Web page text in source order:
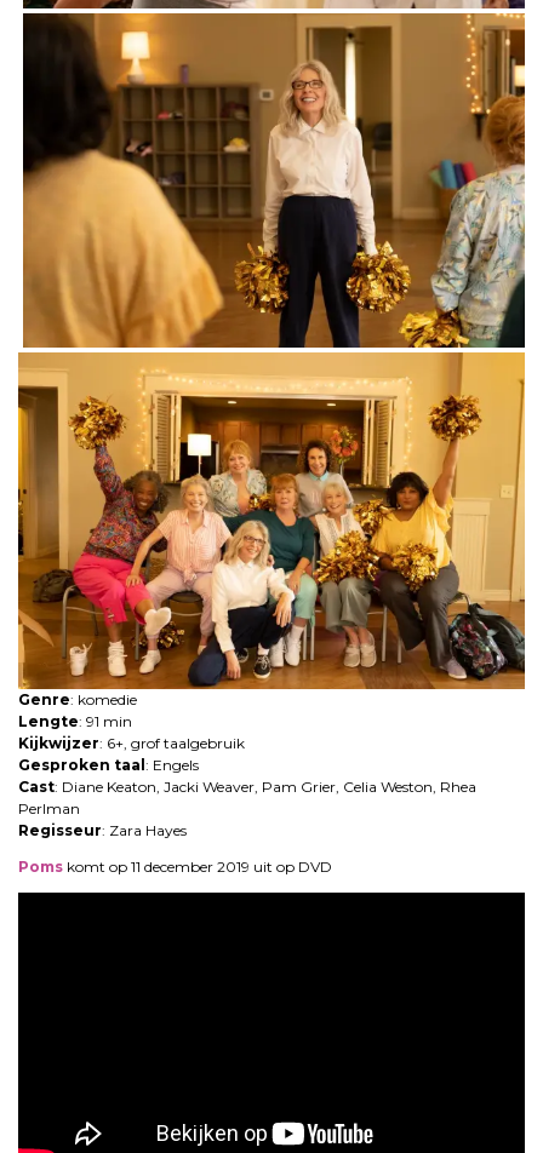
Genre: komedie
Lengte: 91 min
Kijkwijzer: 6+, grof taalgebruik
Gesproken taal : Engels
Cast: Diane Keaton, Jacki Weaver, Pam Grier, Celia Weston, Rhea
Perlman
Regisseur: Zara Hayes
Poms komt op 11 december 2019 uit op DVD